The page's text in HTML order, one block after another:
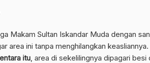
Makam Sultan Iskandar Muda dengan
area ini tanpa menghilangkan
itu, area di sekelilingnya dipagari